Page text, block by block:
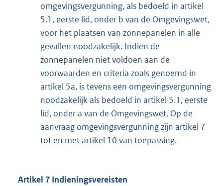
omgevingsvergunning, als bedoeld in artikel
5.1, eerste lid, onder b van de Omgevingswet,
voor het plaatsen van zonnepanelen in alle
gevallen noodzakelijk. Indien de
zonnepanelen niet voldoen aan de
voorwaarden en criteria zoals genoemd in
artikel 5a, is tevens een omgevingsvergunning
noodzakelijk als bedoeld in artikel 5.1, eerste
lid, onder a van de Omgevingswet. Op de
aanvraag omgevingsvergunning zijn artikel 7
tot en met artikel 10 van toepassing.
Artikel 7 Indieningsvereisten